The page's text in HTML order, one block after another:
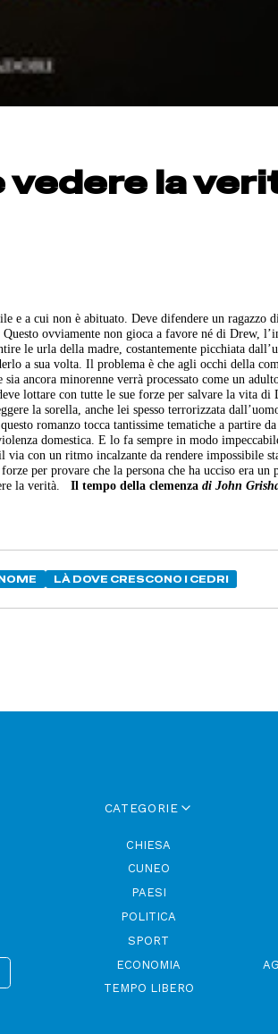
vedere la
e a cui non è abituato. Deve difendere un ragazzo
ovviamente non gioca a favore né di Drew,
le urla della madre, costantemente picchiata
a sua volta. Il problema è che agli occhi della
ancora minorenne verrà processato come un
lottare con tutte le sue forze per salvare la vita di
la sorella, anche lei spesso terrorizzata
romanzo tocca tantissime tematiche a partire da
domestica. E lo fa sempre in modo
con un ritmo incalzante da rendere impossibile
per provare che la persona che ha ucciso era un
la verità.Il tempo della clemenza di John
LÀ DOVE CRESCONO I CEDRI
CATEGORIE
CHIESA
CUNEO
PAESI
POLITICA
SPORT
ECONOMIA
TEMPO LIBERO